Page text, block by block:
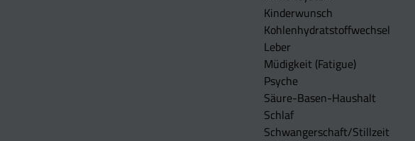
Kinderwunsch
Kohlenhydratstoffwechsel
Leber
Müdigkeit (Fatigue)
Psyche
Säure-Basen-Haushalt
Schlaf
Schwangerschaft/Stillzeit